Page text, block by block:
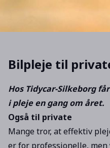
Bilpleje til
Hos Tidycar-Silkeborg
i pleje en gang om året.
Også til private
Mange tror, at effektiv
er for professionelle, men